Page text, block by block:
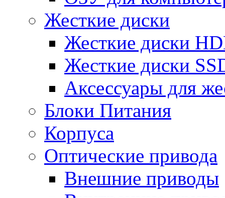
Жесткие диски
Жесткие диски
Жесткие диски
Аксессуары для
Блоки Питания
Корпуса
Оптические привода
Внешние приводы